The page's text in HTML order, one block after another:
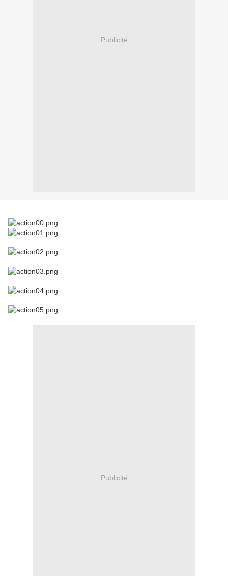
Publicité
Publicité